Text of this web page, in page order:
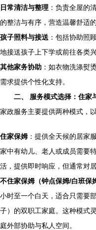
日常清洁与整理 ：负责全屋的
的整洁与有序，营造温馨舒适
孩子照料与接送 ：包括协助照
地接送孩子上下学或前往各类
其他家务协助 ：如衣物洗涤熨
需求提供个性化支持。
二、 服务模式选择：住家
家政服务主要提供两种模式，
住家保姆 ：提供全天候的居家
家中有幼儿、老人或成员需要
活，提供即时响应，但通常对
不住家保姆（钟点保姆/白班保
小时至一个白天，适合只需要
子）的双职工家庭。这种模式
庭外部协助与私人空间。